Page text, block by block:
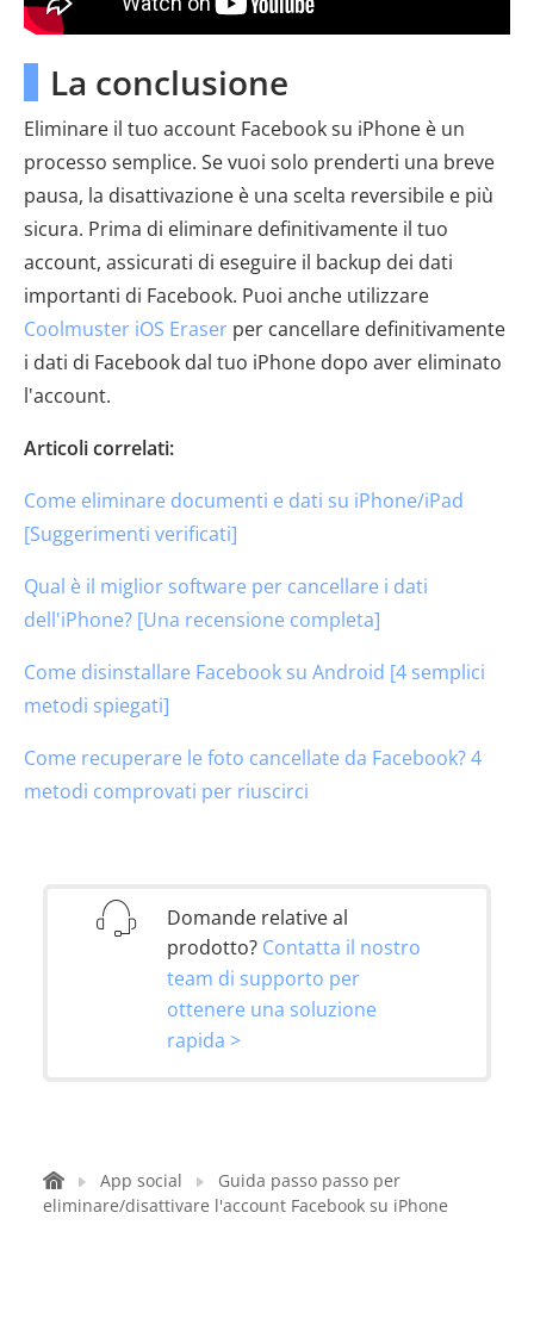
La conclusione
Eliminare il tuo account Facebook su iPhone è un
processo semplice. Se vuoi solo prenderti una breve
pausa, la disattivazione è una scelta reversibile e più
sicura. Prima di eliminare definitivamente il tuo
account, assicurati di eseguire il backup dei dati
importanti di Facebook. Puoi anche utilizzare
Coolmuster iOS Eraser per cancellare definitivamente
i dati di Facebook dal tuo iPhone dopo aver eliminato
l'account.
Articoli correlati:
Come eliminare documenti e dati su iPhone/iPad
[Suggerimenti verificati]
Qual è il miglior software per cancellare i dati
dell'iPhone? [Una recensione completa]
Come disinstallare Facebook su Android [4 semplici
metodi spiegati]
Come recuperare le foto cancellate da Facebook? 4
metodi comprovati per riuscirci
Domande relative al
prodotto? Contatta il nostro
team di supporto per
ottenere una soluzione
rapida >
App social
Guida passo passo per
eliminare/disattivare l'account Facebook su iPhone